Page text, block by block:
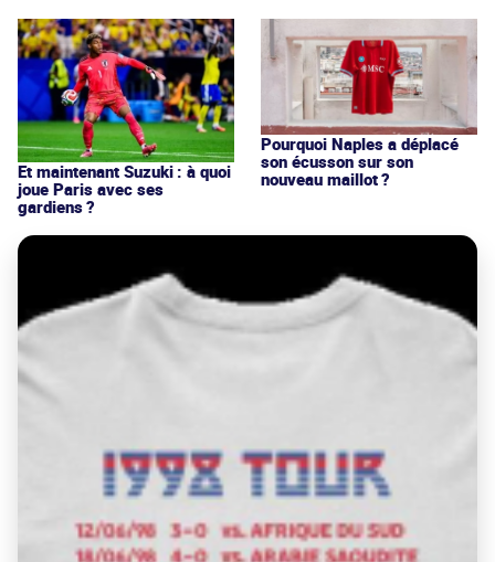
Et maintenant Suzuki : à quoi
joue Paris avec ses
gardiens ?
Pourquoi Naples a déplacé
son écusson sur son
nouveau maillot ?